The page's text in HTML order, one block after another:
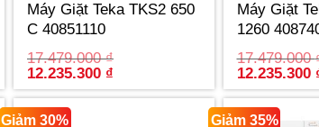
Máy Giặt Teka TKS2 650
C 40851110
17.479.000₫
Original
price
was:
17.479.000 ₫.
12.235.300 ₫
price
is:
Máy Giặt
1260
17.479.000
Original
price
was:
17.479.000 ₫.
12.235.300
Giảm 30% Giảm 35%